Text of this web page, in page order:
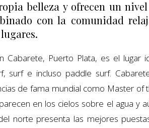
belleza y ofrecen un
con la comunidad
Cabarete, Puerto Plata, es el
surf e incluso paddle surf.
de fama mundial como Master of
en los cielos sobre el agua y
norte presenta las mejores